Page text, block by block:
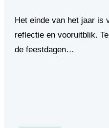
Het einde van het jaar is
reflectie en vooruitblik.
de feestdagen…